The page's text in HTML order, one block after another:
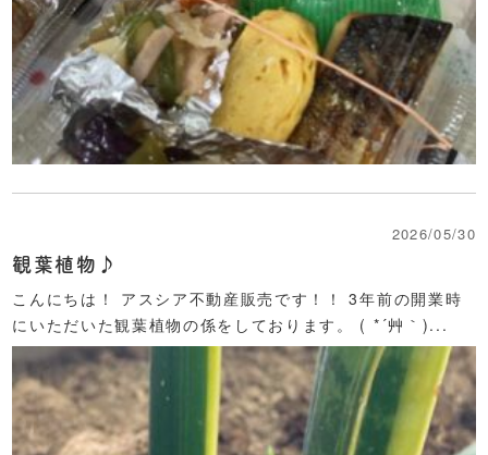
2026/05/30
観葉植物♪
こんにちは！ アスシア不動産販売です！！ 3年前の開業時
にいただいた観葉植物の係をしております。 ( *´艸｀)...